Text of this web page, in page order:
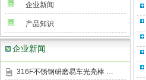
企业新闻
产品知识
企业新闻
316F不锈钢研磨易车光亮棒 …